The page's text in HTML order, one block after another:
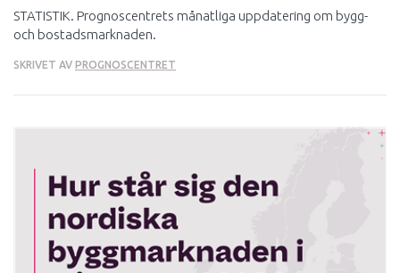
STATISTIK. Prognoscentrets månatliga uppdatering om bygg-
och bostadsmarknaden.
SKRIVET AV PROGNOSCENTRET